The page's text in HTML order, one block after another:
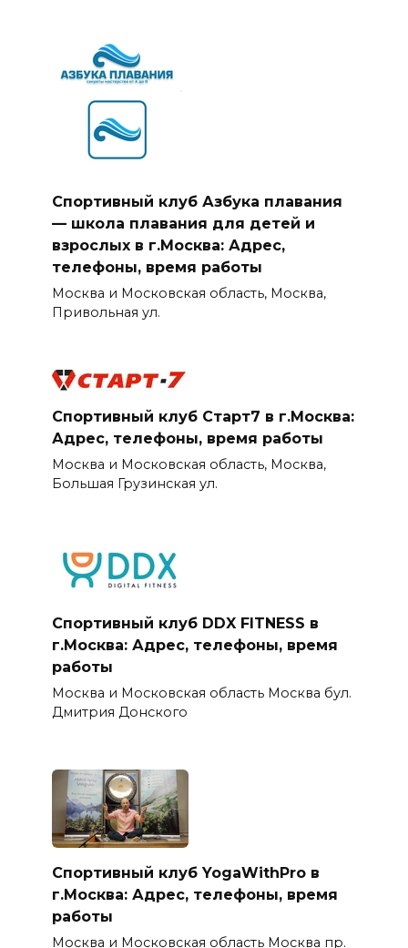
Спортивный клуб Азбука плавания
— школа плавания для детей и
взрослых в г.Москва: Адрес,
телефоны, время работы
Москва и Московская область, Москва,
Привольная ул.
Спортивный клуб Старт7 в г.Москва:
Адрес, телефоны, время работы
Москва и Московская область, Москва,
Большая Грузинская ул.
Спортивный клуб DDX FITNESS в
г.Москва: Адрес, телефоны, время
работы
Москва и Московская область Москва бул.
Дмитрия Донского
Спортивный клуб YogaWithPro в
г.Москва: Адрес, телефоны, время
работы
Москва и Московская область Москва пр.